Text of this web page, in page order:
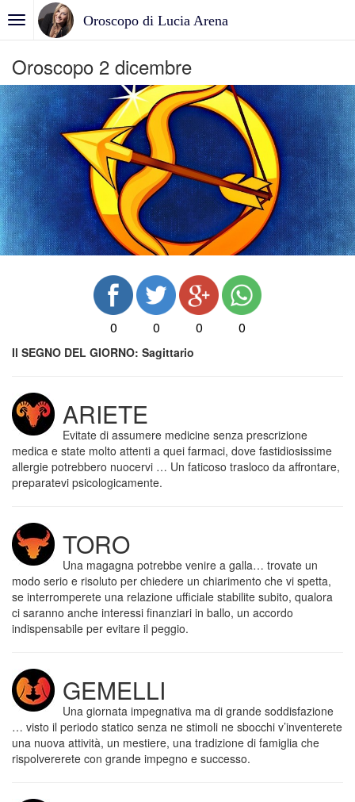
Oroscopo di Lucia Arena
Oroscopo 2 dicembre
0 0 0 0
Il SEGNO DEL GIORNO: Sagittario
ARIETE
Evitate di assumere medicine senza prescrizione
medica e state molto attenti a quei farmaci, dove fastidiosissime
allergie potrebbero nuocervi … Un faticoso trasloco da affrontare,
preparatevi psicologicamente.
TORO
Una magagna potrebbe venire a galla… trovate un
modo serio e risoluto per chiedere un chiarimento che vi spetta,
se interromperete una relazione ufficiale stabilite subito, qualora
ci saranno anche interessi finanziari in ballo, un accordo
indispensabile per evitare il peggio.
GEMELLI
Una giornata impegnativa ma di grande soddisfazione
… visto il periodo statico senza ne stimoli ne sbocchi v’inventerete
una nuova attività, un mestiere, una tradizione di famiglia che
rispolvererete con grande impegno e successo.